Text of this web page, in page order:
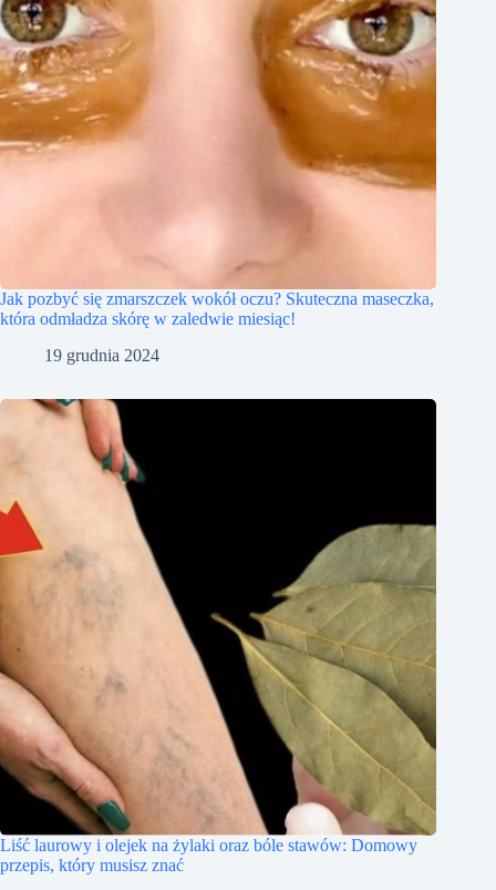
Jak pozbyć się zmarszczek wokół oczu? Skuteczna maseczka,
która odmładza skórę w zaledwie miesiąc!
19 grudnia 2024
Liść laurowy i olejek na żylaki oraz bóle stawów: Domowy
przepis, który musisz znać